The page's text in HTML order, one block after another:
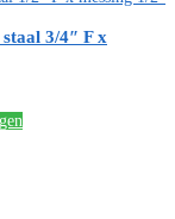
3/4″ F x